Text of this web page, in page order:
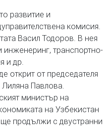
развитие и
комисия.
Васил Тодоров. В нея
инженеринг, транспортно-
и др.
открит от председателя
Павлова.
министър на
на Узбекистан
продължи с двустранни